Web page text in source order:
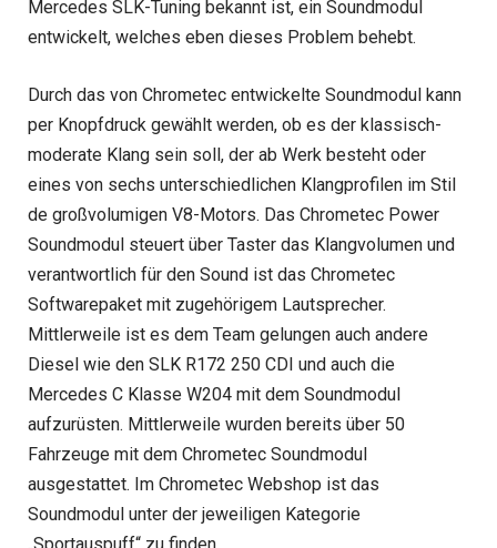
Mercedes SLK-Tuning bekannt ist, ein Soundmodul
entwickelt, welches eben dieses Problem behebt.
Durch das von Chrometec entwickelte Soundmodul kann
per Knopfdruck gewählt werden, ob es der klassisch-
moderate Klang sein soll, der ab Werk besteht oder
eines von sechs unterschiedlichen Klangprofilen im Stil
de großvolumigen V8-Motors. Das Chrometec Power
Soundmodul steuert über Taster das Klangvolumen und
verantwortlich für den Sound ist das Chrometec
Softwarepaket mit zugehörigem Lautsprecher.
Mittlerweile ist es dem Team gelungen auch andere
Diesel wie den SLK R172 250 CDI und auch die
Mercedes C Klasse W204 mit dem Soundmodul
aufzurüsten. Mittlerweile wurden bereits über 50
Fahrzeuge mit dem Chrometec Soundmodul
ausgestattet. Im Chrometec Webshop ist das
Soundmodul unter der jeweiligen Kategorie